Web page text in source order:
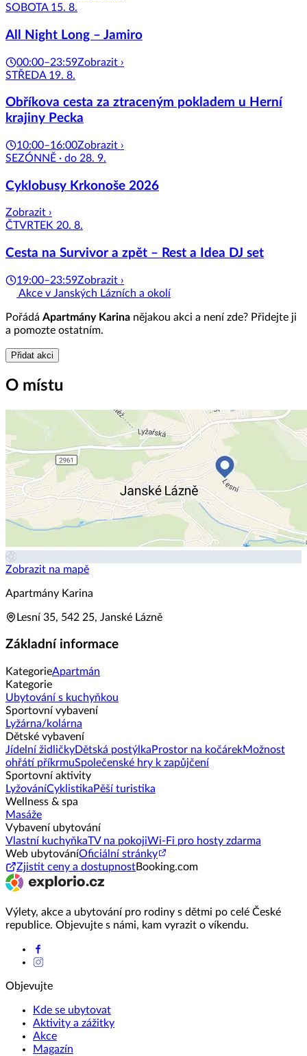
SOBOTA 15. 8.
All Night Long – Jamiro
00:00–23:59Zobrazit ›
STŘEDA 19. 8.
Obříkova cesta za ztraceným pokladem u Herní
krajiny Pecka
10:00–16:00Zobrazit ›
SEZÓNNĚ · do 28. 9.
Cyklobusy Krkonoše 2026
Zobrazit ›
ČTVRTEK 20. 8.
Cesta na Survivor a zpět – Rest a Idea DJ set
19:00–23:59Zobrazit ›
Akce v Janských Lázních a okolí
Pořádá Apartmány Karina nějakou akci a není zde? Přidejte ji
a pomozte ostatním.
Přidat akci
O místu
Zobrazit na mapě
Apartmány Karina
Lesní 35, 542 25, Janské Lázně
Základní informace
KategorieApartmán
Kategorie
Ubytování s kuchyňkou
Sportovní vybavení
Lyžárna/kolárna
Dětské vybavení
Jídelní židličkyDětská postýlka Prostor na kočárekMožnost
ohřátí příkrmuSpolečenské hry k zapůjčení
Sportovní aktivity
LyžováníCyklistika Pěší turistika
Wellness & spa
Masáže
Vybavení ubytování
Vlastní kuchyňkaTV na pokojiWi-Fi pro hosty zdarma
Web ubytováníOficiální stránky
Zjistit ceny a dostupnostBooking.com
Výlety, akce a ubytování pro rodiny s dětmi po celé České
republice. Objevujte s námi, kam vyrazit o víkendu.
Objevujte
Kde se ubytovat
Aktivity a zážitky
Akce
Magazín